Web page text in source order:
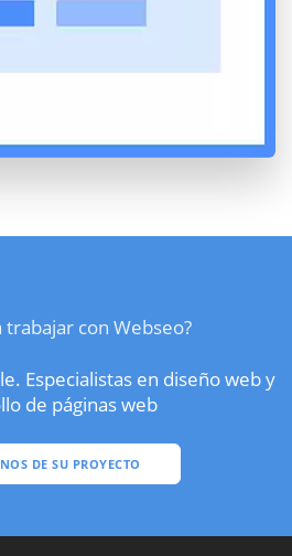
trabajar con Webseo?
Especialistas en diseño web y
de páginas web
DE SU PROYECTO